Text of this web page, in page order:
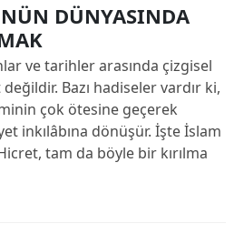
DÜNYASINDA
ve tarihler arasında çizgisel
Bazı hadiseler vardır ki,
çok ötesine geçerek
inkılâbına dönüşür. İşte İslam
tam da böyle bir kırılma